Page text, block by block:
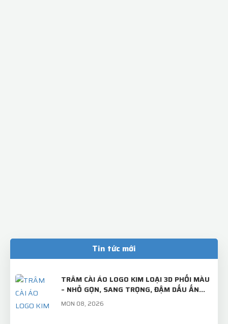
Tin tức mới
TRÂM CÀI ÁO LOGO KIM LOẠI 3D PHỐI MÀU
– NHỎ GỌN, SANG TRỌNG, ĐẬM DẤU ẤN
THƯƠNG HIỆU!
MON 08, 2026